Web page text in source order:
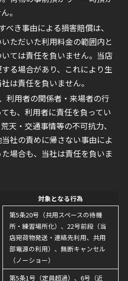
。
べき事由による損害賠償は、
ただいた利用料金の範囲内と
ては責任を負いません。当店
る場合があり、これにより生
は責任を負いません。
利用者の関係者・来場者の行
も、利用者に責任を負ってい
天・交通事情等の不可抗力、
社の責めに帰さない事由によ
場合も、当社は責任を負いま
対象となる行為
第5条20号（共用スペースの待機
所・練習場所化）、22号前段（当
店宛荷物発送・連絡先利用、共用
部電源の利用）、無断キャンセル
（ノーショー）
第5条1号（定員超過）、6号（近